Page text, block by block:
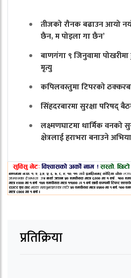
तीजको रौनक बढाउन आयो
छैन, म पोइला गा छैन’
बाणगंगा ९ जिनुवामा
मृत्यु
कपिलवस्तुमा टिपरको
सिंहदरबारमा सुरक्षा परिषद्
लक्ष्मणघाटमा धार्मिक
क्षेत्रलाई हराभरा बनाउने
प्रतिक्रिया